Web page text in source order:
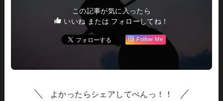
この記事が気に入ったら
いいね または フォローしてね！
Follow Me
よかったらシェアしてぺんっ！！